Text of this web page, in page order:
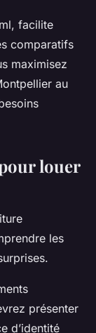
facilite
comparatifs
maximisez
au
louer
les
présenter
d’identité